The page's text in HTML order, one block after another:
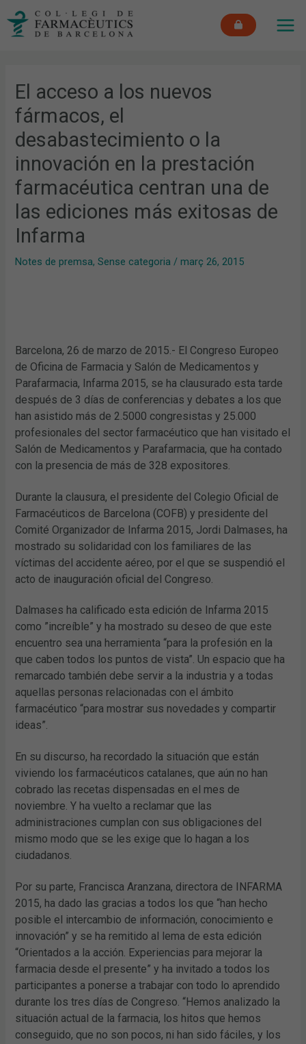
El acceso a los nuevos
fármacos, el
desabastecimiento o la
innovación en la prestación
farmacéutica centran una de
las ediciones más exitosas de
Infarma
Notes de premsa,Sense categoria /març 26, 2015
Barcelona, 26 de marzo de 2015.- El Congreso Europeo
de Oficina de Farmacia y Salón de Medicamentos y
Parafarmacia, Infarma 2015, se ha clausurado esta tarde
después de 3 días de conferencias y debates a los que
han asistido más de 2.5000 congresistas y 25.000
profesionales del sector farmacéutico que han visitado el
Salón de Medicamentos y Parafarmacia, que ha contado
con la presencia de más de 328 expositores.
Durante la clausura, el presidente del Colegio Oficial de
Farmacéuticos de Barcelona (COFB) y presidente del
Comité Organizador de Infarma 2015, Jordi Dalmases, ha
mostrado su solidaridad con los familiares de las
víctimas del accidente aéreo, por el que se suspendió el
acto de inauguración oficial del Congreso.
Dalmases ha calificado esta edición de Infarma 2015
como ”increíble” y ha mostrado su deseo de que este
encuentro sea una herramienta “para la profesión en la
que caben todos los puntos de vista”. Un espacio que ha
remarcado también debe servir a la industria y a todas
aquellas personas relacionadas con el ámbito
farmacéutico “para mostrar sus novedades y compartir
ideas”.
En su discurso, ha recordado la situación que están
viviendo los farmacéuticos catalanes, que aún no han
cobrado las recetas dispensadas en el mes de
noviembre. Y ha vuelto a reclamar que las
administraciones cumplan con sus obligaciones del
mismo modo que se les exige que lo hagan a los
ciudadanos.
Por su parte, Francisca Aranzana, directora de INFARMA
2015, ha dado las gracias a todos los que “han hecho
posible el intercambio de información, conocimiento e
innovación” y se ha remitido al lema de esta edición
“Orientados a la acción. Experiencias para mejorar la
farmacia desde el presente” y ha invitado a todos los
participantes a ponerse a trabajar con todo lo aprendido
durante los tres días de Congreso. “Hemos analizado la
situación actual de la farmacia, los hitos que hemos
conseguido, que no son pocos, ni han sido fáciles, y los